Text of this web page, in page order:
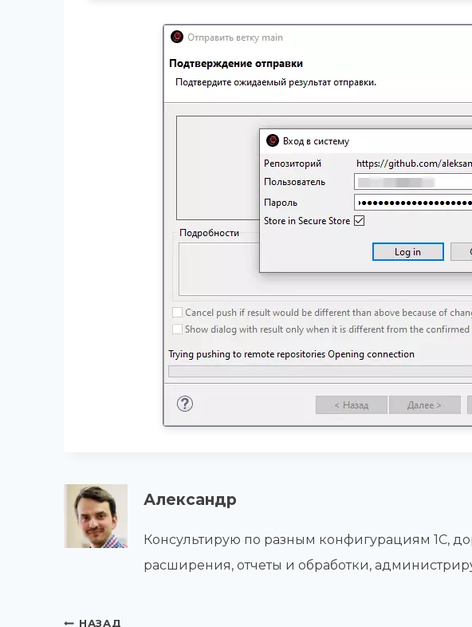
Александр
Консультирую по разным конфигурациям 1С,
расширения, отчеты и обработки,
НАЗАД